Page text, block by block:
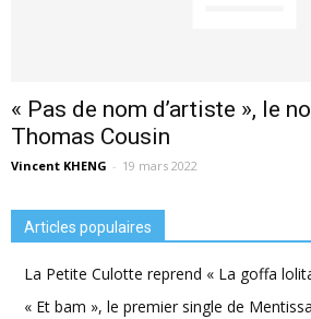
« Pas de nom d’artiste », le
Thomas Cousin
Vincent KHENG - 19 mars 2022
Articles populaires
La Petite Culotte reprend « La goffa
« Et bam », le premier single de Mentissa